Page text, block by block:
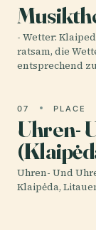
- Wetter:
ratsam, die
entsprechend
07 PLACE
Uhren-
Uhren- Und
Klaipėda,